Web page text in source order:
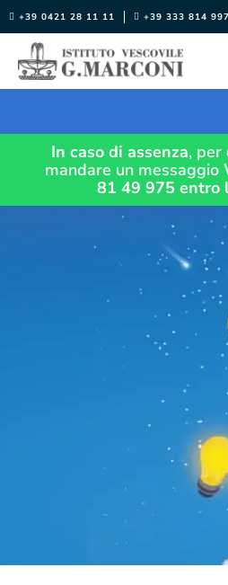
Salta
al
contenuto
+39 0421 28 11 11 +39 333 814
In caso di assenza, per
mandare un messaggio
81 49 975 entro